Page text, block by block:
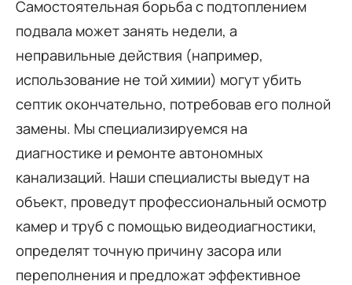
Самостоятельная борьба с подтоплением
подвала может занять недели, а
неправильные действия (например,
использование не той химии) могут убить
септик окончательно, потребовав его полной
замены. Мы специализируемся на
диагностике и ремонте автономных
канализаций. Наши специалисты выедут на
объект, проведут профессиональный осмотр
камер и труб с помощью видеодиагностики,
определят точную причину засора или
переполнения и предложат эффективное